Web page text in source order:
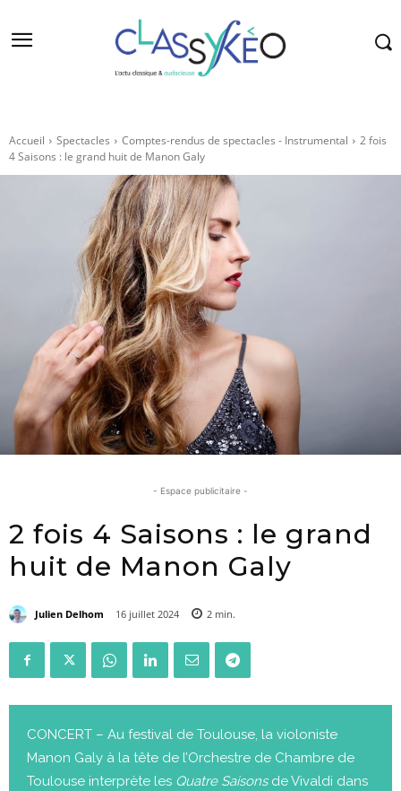
Accueil Spectacles Comptes-rendus de spectacles - Instrumental
2 fois
4 Saisons : le grand huit de Manon Galy
- Espace publicitaire -
2 fois 4 Saisons : le grand
huit de Manon Galy
Julien Delhom 16 juillet 2024 2 min.
CONCERT – Au festival de Toulouse, la violoniste
Manon Galy à la tête de l’Orchestre de Chambre de
Toulouse interprète les Quatre Saisonsde Vivaldi dans